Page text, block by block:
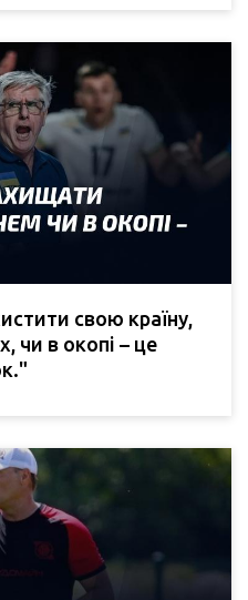
свою країну,
чи в окопі – це